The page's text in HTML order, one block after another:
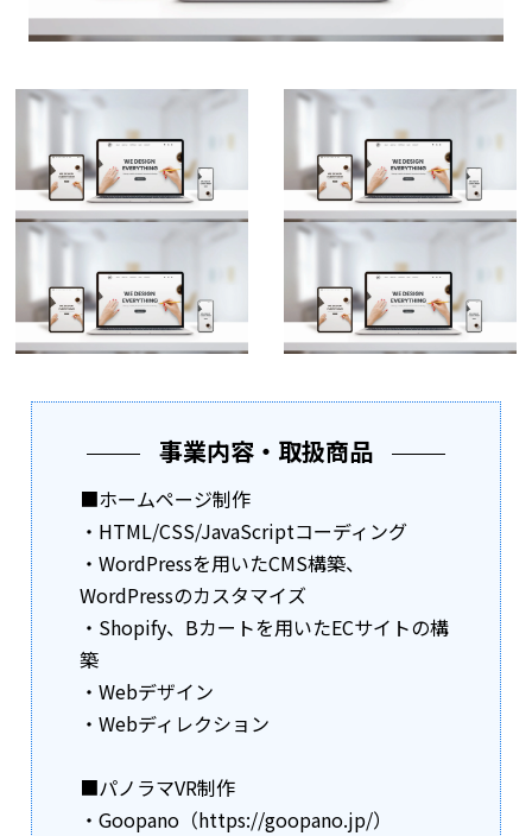
事業内容・取扱商品
■ホームページ制作
・HTML/CSS/JavaScriptコーディング
・WordPressを用いたCMS構築、
WordPressのカスタマイズ
・Shopify、Bカートを用いたECサイトの構
築
・Webデザイン
・Webディレクション
■パノラマVR制作
・Goopano（https://goopano.jp/）